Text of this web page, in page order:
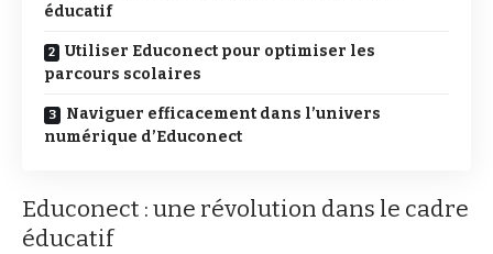
éducatif
Utiliser Educonect pour optimiser les
parcours scolaires
Naviguer efficacement dans l’univers
numérique d’Educonect
Educonect : une révolution dans le cadre
éducatif